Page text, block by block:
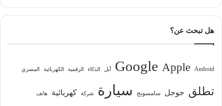
هل تبحث عن؟
Android
Apple
Google آبل الذكاء الرقمية الكهربائية المصري
تطلق جوجل سامسونج سيارة شركة كهربائية هاتف